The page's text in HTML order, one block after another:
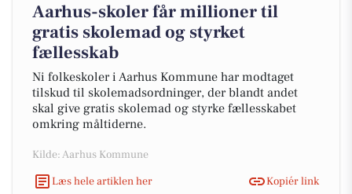
Aarhus-skoler får millioner til
gratis skolemad og styrket
fællesskab
Ni folkeskoler i Aarhus Kommune har modtaget
tilskud til skolemadsordninger, der blandt andet
skal give gratis skolemad og styrke fællesskabet
omkring måltiderne.
Kilde: Aarhus Kommune
Læs hele artiklen her
Kopiér link